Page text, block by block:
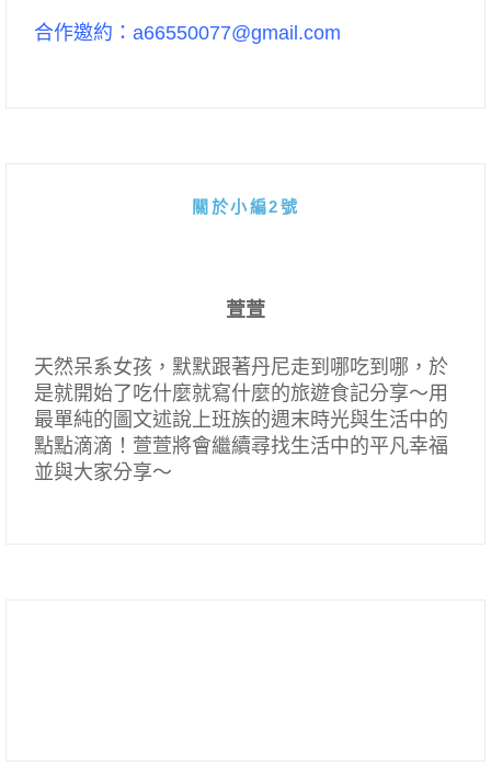
合作邀約：a66550077@gmail.com
關於小編2號
萱萱
天然呆系女孩，默默跟著丹尼走到哪吃到哪，於
是就開始了吃什麼就寫什麼的旅遊食記分享～用
最單純的圖文述說上班族的週末時光與生活中的
點點滴滴！萱萱將會繼續尋找生活中的平凡幸福
並與大家分享～